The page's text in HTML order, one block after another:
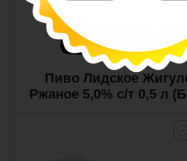
Пиво Лидское
Ржаное 5,0% с/т 0,5 л